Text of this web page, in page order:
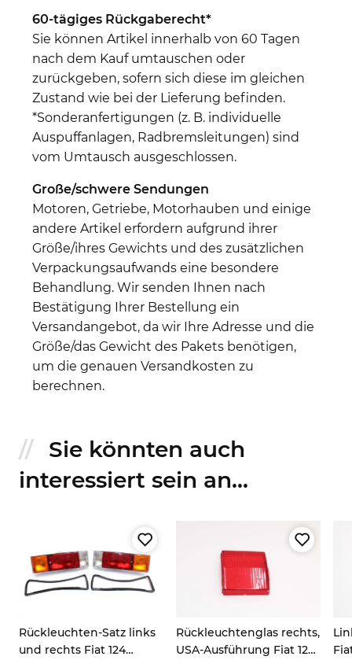
60-tägiges Rückgaberecht*
Sie können Artikel innerhalb von 60 Tagen
nach dem Kauf umtauschen oder
zurückgeben, sofern sich diese im gleichen
Zustand wie bei der Lieferung befinden.
*Sonderanfertigungen (z. B. individuelle
Auspuffanlagen, Radbremsleitungen) sind
vom Umtausch ausgeschlossen.
Große/schwere Sendungen
Motoren, Getriebe, Motorhauben und einige
andere Artikel erfordern aufgrund ihrer
Größe/ihres Gewichts und des zusätzlichen
Verpackungsaufwands eine besondere
Behandlung. Wir senden Ihnen nach
Bestätigung Ihrer Bestellung ein
Versandangebot, da wir Ihre Adresse und die
Größe/das Gewicht des Pakets benötigen,
um die genauen Versandkosten zu
berechnen.
Sie könnten auch
interessiert sein an...
Rückleuchten-Satz links
und rechts Fiat 124
Rückleuchtenglas rechts,
USA-Ausführung Fiat 124